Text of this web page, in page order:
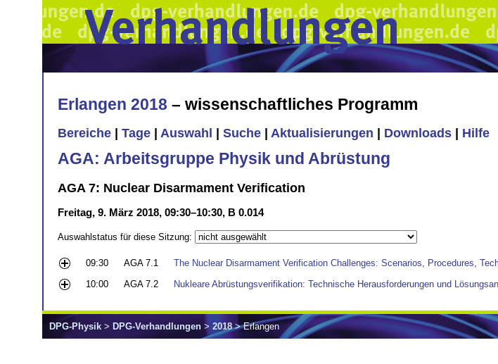
Erlangen 2018 – wissenschaftliches Programm
Bereiche Tage Auswahl Suche Aktualisierungen Downloads Hilfe
AGA: Arbeitsgruppe Physik und Abrüstung
AGA 7: Nuclear Disarmament Verification
Freitag, 9. März 2018, 09:30–10:30, B 0.014
Auswahlstatus für diese Sitzung:
09:30 AGA 7.1 The Nuclear Disarmament Verification Challenges: Scenarios, Procedures,
10:00
AGA 7.2 Nukleare Abrüstungsverifikation: Technische Herausforderungen und
DPG-Physik > DPG-Verhandlungen > 2018> Erlangen